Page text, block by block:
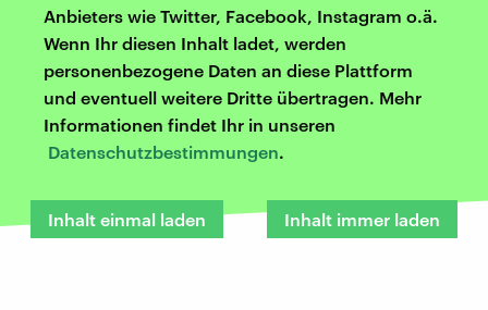
Anbieters wie Twitter, Facebook, Instagram o.ä.
Wenn Ihr diesen Inhalt ladet, werden
personenbezogene Daten an diese Plattform
und eventuell weitere Dritte übertragen. Mehr
Informationen findet Ihr in unseren
Datenschutzbestimmungen.
Inhalt einmal laden Inhalt immer laden